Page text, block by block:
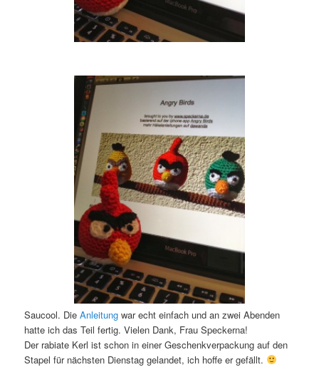
Saucool. DieAnleitung war echt einfach und an zwei Abenden
hatte ich das Teil fertig. Vielen Dank, Frau Speckerna!
Der rabiate Kerl ist schon in einer Geschenkverpackung auf den
Stapel für nächsten Dienstag gelandet, ich hoffe er gefällt.